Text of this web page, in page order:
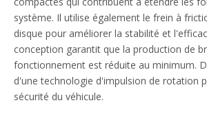
système. Il utilise également le frein à
disque pour améliorer la stabilité et
conception garantit que la production de
fonctionnement est réduite au minimum.
d'une technologie d'impulsion de rotation
sécurité du véhicule.